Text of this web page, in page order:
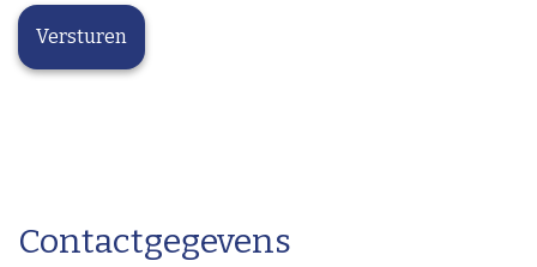
Contactgegevens